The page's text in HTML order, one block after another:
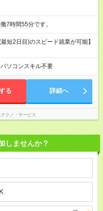
ち実働7時間55分です。
短2日目)のスピード就業が可能】
パソコンスキル不要
る 詳細へ
クノ・サービス
しませんか？